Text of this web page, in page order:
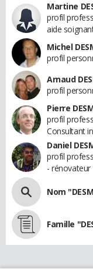
Martine
profil
aide
Michel
profil
Arnaud
profil
Pierre
profil
Consultant
Daniel
profil
-
Nom
Famille